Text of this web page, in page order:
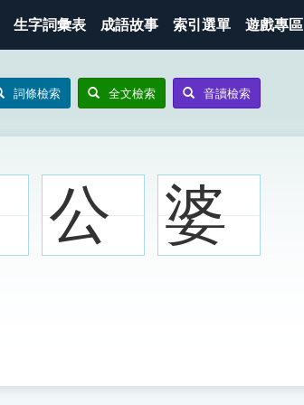
生字詞彙表 成語故事 索引選單 遊戲專區
詞條檢索 全文檢索 音讀檢索
公 婆